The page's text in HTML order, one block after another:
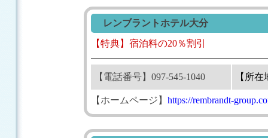
レンブラントホテル大分
【特典】宿泊料の20％割引
【電話番号】097-545-1040 【所在
【ホームページ】 https://rembrandt-